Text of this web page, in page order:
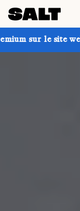
! 🔥 Clique pour